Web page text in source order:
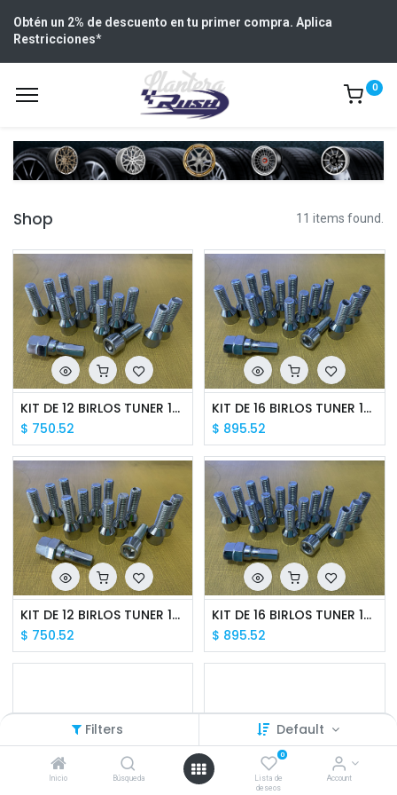
Filters Default
Inicio Búsqueda
0
Lista de
deseos
Account
Obtén un 2% de descuento en tu primer compra. Aplica
Restricciones*
0
Shop 11 items found.
KIT DE 12 BIRLOS TUNER 14X1.5 HEXAGONAL CON LLAVE
$ 750.52
KIT DE 16 BIRLOS TUNER 14X1.5 HEXAGONAL CON LLAVE
$ 895.52
KIT DE 12 BIRLOS TUNER 14X1.25 HEXAGONAL CON LLAVE
$ 750.52
KIT DE 16 BIRLOS TUNER 14X1.25 HEXAGONAL CON LLAVE
$ 895.52